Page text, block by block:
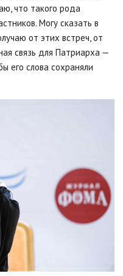
что такого рода
Могу сказать в
от этих встреч, от
связь для Патриарха —
его слова сохраняли